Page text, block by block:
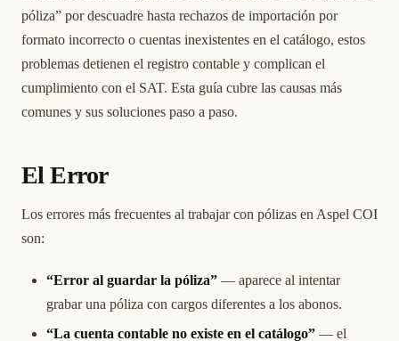
póliza” por descuadre hasta rechazos de importación por
formato incorrecto o cuentas inexistentes en el catálogo, estos
problemas detienen el registro contable y complican el
cumplimiento con el SAT. Esta guía cubre las causas más
comunes y sus soluciones paso a paso.
El Error
Los errores más frecuentes al trabajar con pólizas en Aspel COI
son:
“Error al guardar la póliza” — aparece al intentar
grabar una póliza con cargos diferentes a los abonos.
“La cuenta contable no existe en el catálogo” — el